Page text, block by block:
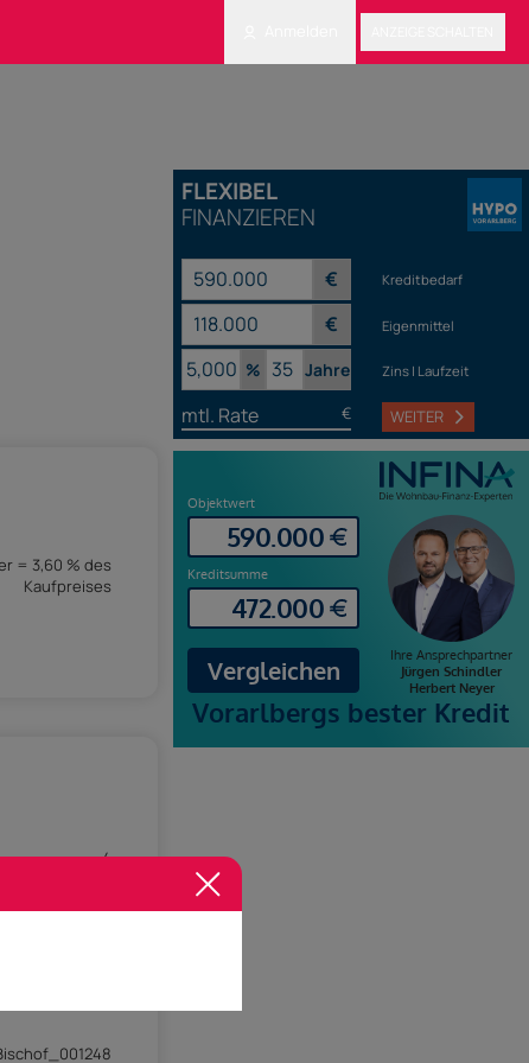
FLEXIBEL
FINANZIEREN
€ Kreditbedarf
€ Eigenmittel
% Jahre Zins | Laufzeit
mtl. Rate € WEITER
= 3,60 % des
Kaufpreises
4
Gewerblich